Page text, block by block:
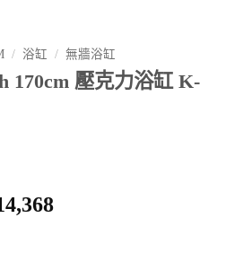
/ 浴缸 / 無牆浴缸
170cm 壓克力浴缸 K-
目
克力浴缸 K-15848T-0 數量